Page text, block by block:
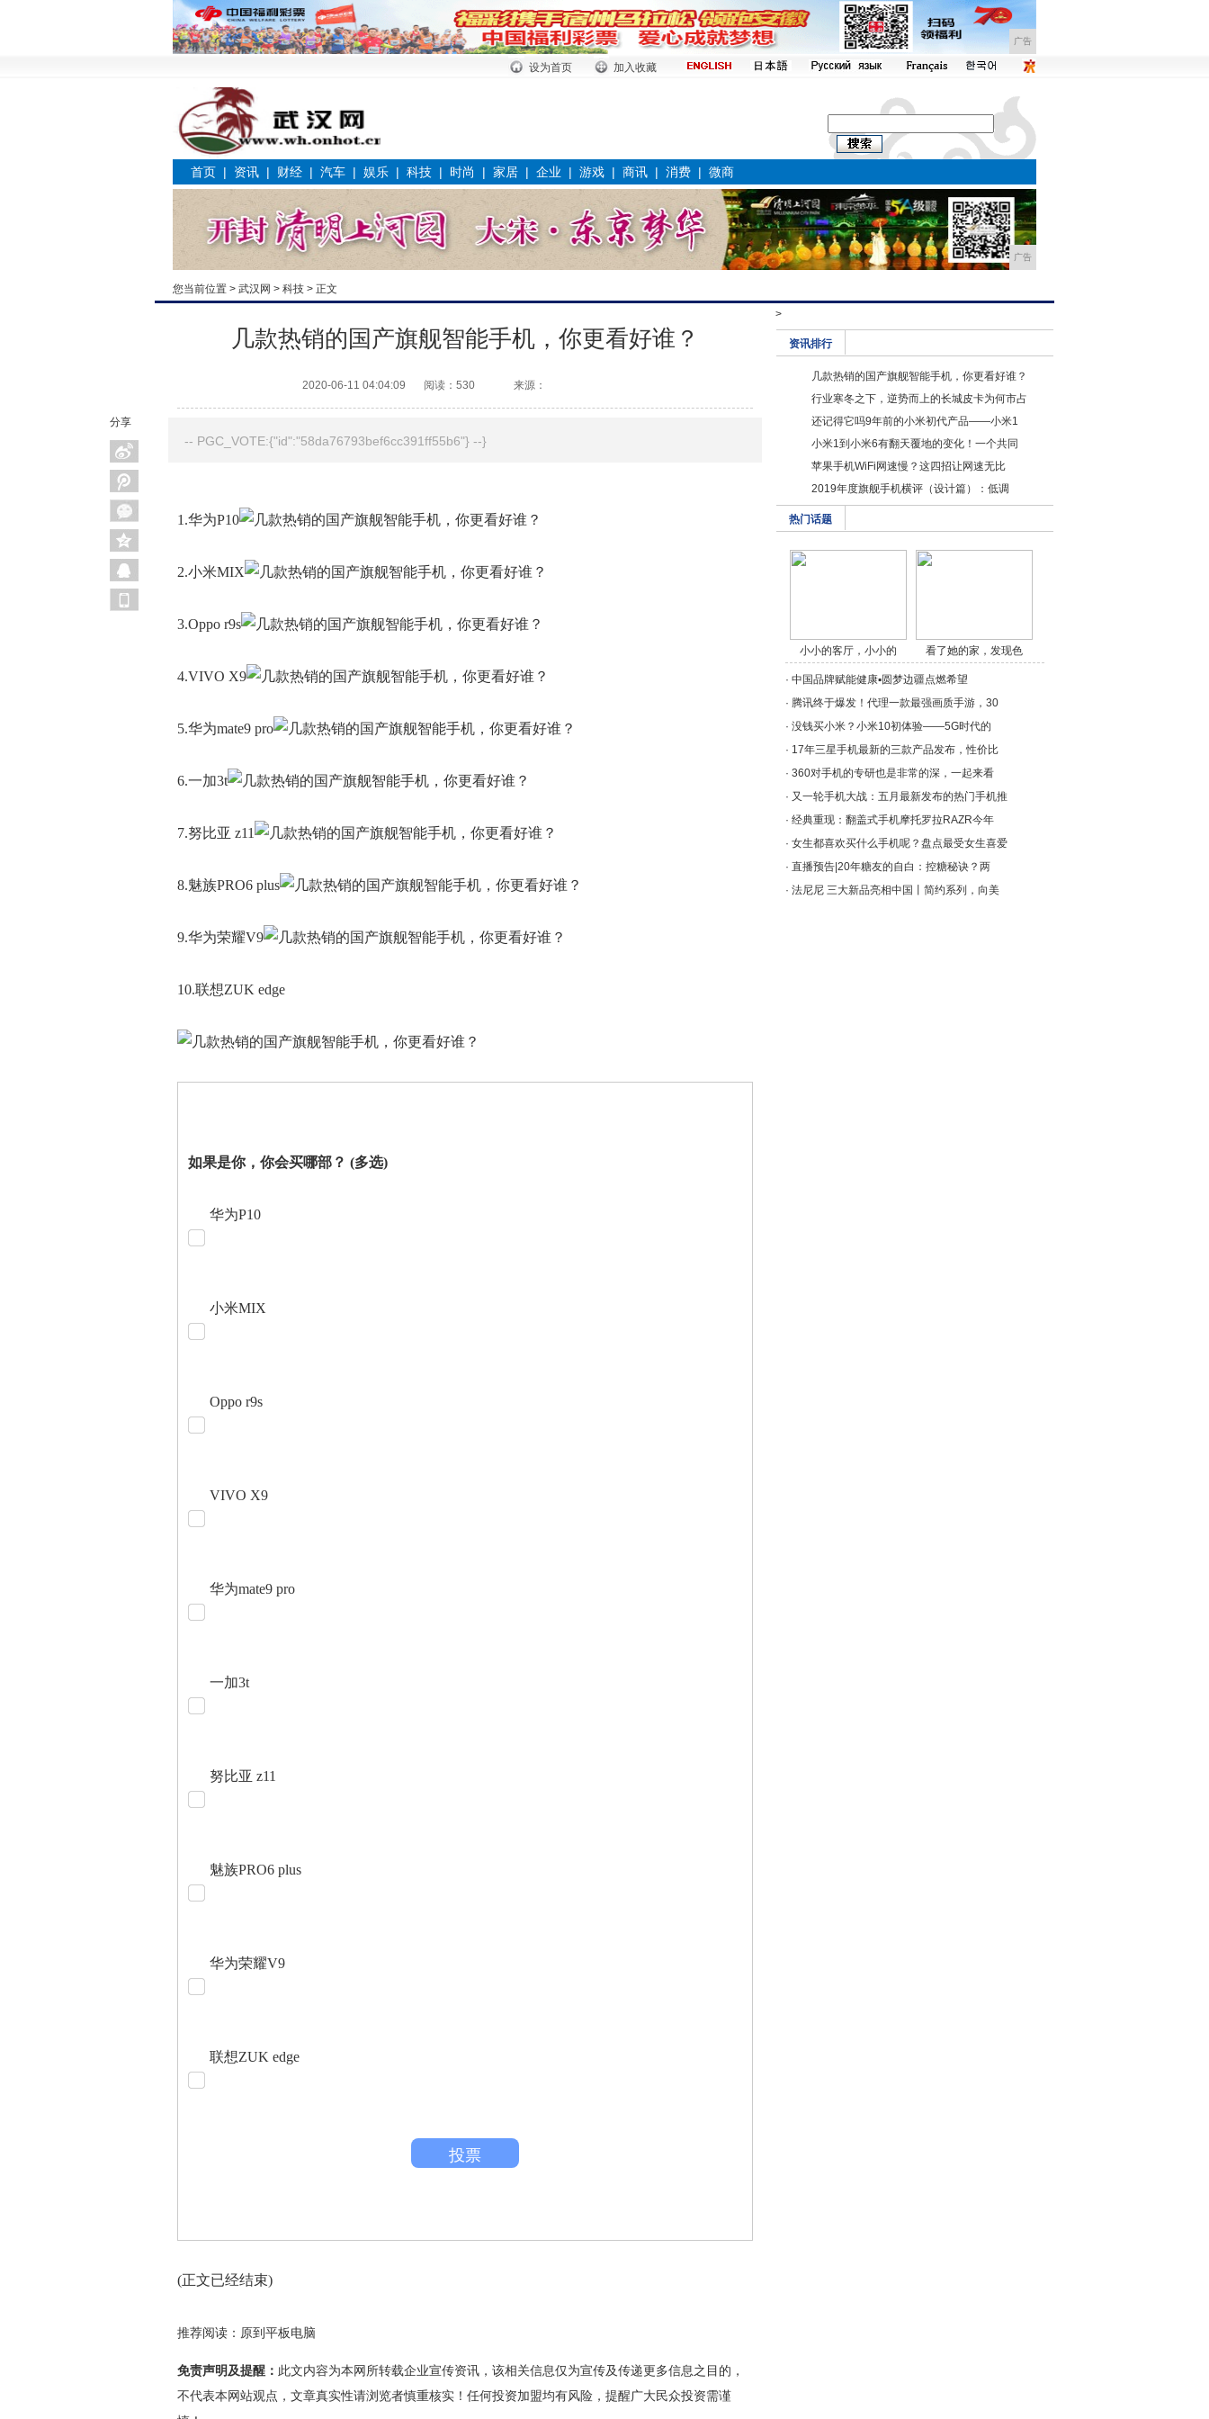
广告
设为首页 加入收藏
首页 | 资讯 | 财经 | 汽车 | 娱乐 | 科技 | 时尚 | 家居 | 企业 | 游戏 | 商讯 | 消费 | 微商
广告
您当前位置 > 武汉网 > 科技 > 正文
>
分享
几款热销的国产旗舰智能手机，你更看好谁？
2020-06-11 04:04:09 阅读：530 来源：
-- PGC_VOTE:{"id":"58da76793bef6cc391ff55b6"} --}
1.华为P10
2.小米MIX
3.Oppo r9s
4.VIVO X9
5.华为mate9 pro
6.一加3t
7.努比亚 z11
8.魅族PRO6 plus
9.华为荣耀V9
10.联想ZUK edge
如果是你，你会买哪部？ (多选)
华为P10
小米MIX
Oppo r9s
VIVO X9
华为mate9 pro
一加3t
努比亚 z11
魅族PRO6 plus
华为荣耀V9
联想ZUK edge
投票
(正文已经结束)
推荐阅读： 原到平板电脑
免责声明及提醒： 此文内容为本网所转载企业宣传资讯，该相关信息仅为宣传及传递更多信息之目的，
不代表本网站观点，文章真实性请浏览者慎重核实！任何投资加盟均有风险，提醒广大民众投资需谨
资讯排行
几款热销的国产旗舰智能手机，你更看好谁？
行业寒冬之下，逆势而上的长城皮卡为何市占
还记得它吗9年前的小米初代产品——小米1
小米1到小米6有翻天覆地的变化！一个共同
苹果手机WiFi网速慢？这四招让网速无比
2019年度旗舰手机横评（设计篇）：低调
热门话题
小小的客厅，小小的
卧/a>
看了她的家，发现色
调/a>
· 中国品牌赋能健康▪圆梦边疆点燃希望
· 腾讯终于爆发！代理一款最强画质手游，30
· 没钱买小米？小米10初体验——5G时代的
· 17年三星手机最新的三款产品发布，性价比
· 360对手机的专研也是非常的深，一起来看
· 又一轮手机大战：五月最新发布的热门手机推
· 经典重现：翻盖式手机摩托罗拉RAZR今年
· 女生都喜欢买什么手机呢？盘点最受女生喜爱
· 直播预告|20年糖友的自白：控糖秘诀？两
· 法尼尼 三大新品亮相中国丨简约系列，向美